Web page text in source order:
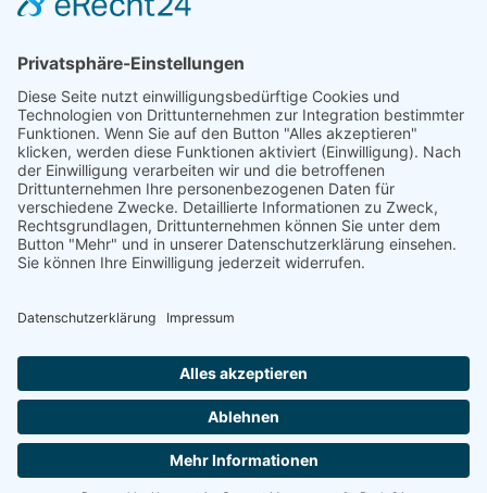
Pflege kann was
Sozialministerium Baden-Württemberg
Gebärdensprache Leichte Sprache
Erklärung zur Barrierefreiheit
© Copyright 2024 | Landratsamt Rhein-Neckar-Kreis
Impressum|Datenschutz|Cookie-Einstellungen